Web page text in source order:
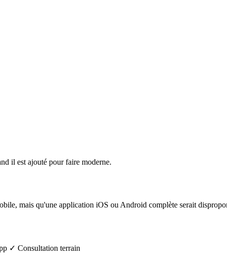
il est ajouté pour faire moderne.
mais qu'une application iOS ou Android complète serait
✓ Consultation terrain